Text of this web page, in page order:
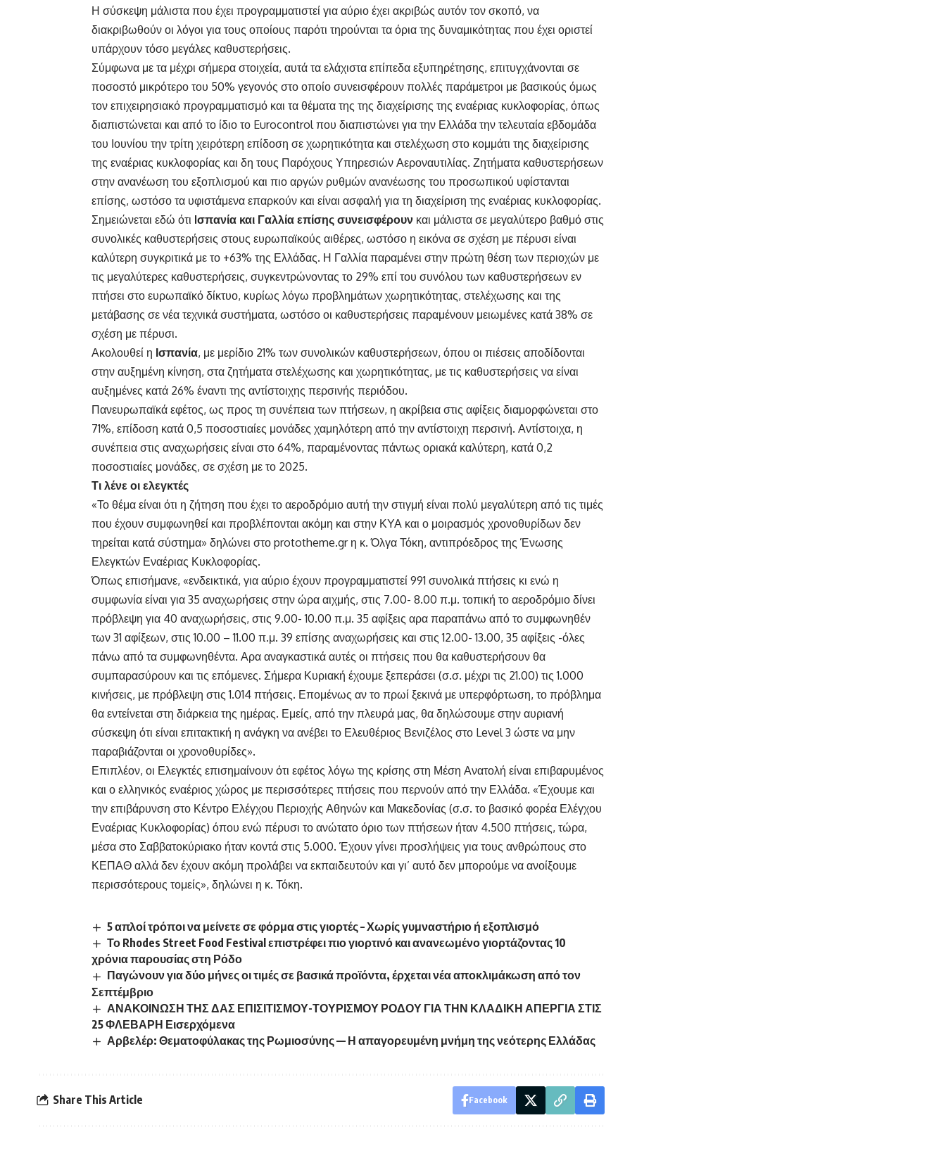
Η σύσκεψη μάλιστα που έχει προγραμματιστεί για αύριο έχει ακριβώς αυτόν τον σκοπό, να
διακριβωθούν οι λόγοι για τους οποίους παρότι τηρούνται τα όρια της δυναμικότητας που έχει οριστεί
υπάρχουν τόσο μεγάλες καθυστερήσεις.
Σύμφωνα με τα μέχρι σήμερα στοιχεία, αυτά τα ελάχιστα επίπεδα εξυπηρέτησης, επιτυγχάνονται σε
ποσοστό μικρότερο του 50% γεγονός στο οποίο συνεισφέρουν πολλές παράμετροι με βασικούς όμως
τον επιχειρησιακό προγραμματισμό και τα θέματα της της διαχείρισης της εναέριας κυκλοφορίας, όπως
διαπιστώνεται και από το ίδιο το Eurocontrol που διαπιστώνει για την Ελλάδα την τελευταία εβδομάδα
του Ιουνίου την τρίτη χειρότερη επίδοση σε χωρητικότητα και στελέχωση στο κομμάτι της διαχείρισης
της εναέριας κυκλοφορίας και δη τους Παρόχους Υπηρεσιών Αεροναυτιλίας. Ζητήματα καθυστερήσεων
στην ανανέωση του εξοπλισμού και πιο αργών ρυθμών ανανέωσης του προσωπικού υφίστανται
επίσης, ωστόσο τα υφιστάμενα επαρκούν και είναι ασφαλή για τη διαχείριση της εναέριας κυκλοφορίας.
Σημειώνεται εδώ ότι Iσπανία και Γαλλία επίσης συνεισφέρουν και μάλιστα σε μεγαλύτερο βαθμό στις
συνολικές καθυστερήσεις στους ευρωπαϊκούς αιθέρες, ωστόσο η εικόνα σε σχέση με πέρυσι είναι
καλύτερη συγκριτικά με το +63% της Ελλάδας. Η Γαλλία παραμένει στην πρώτη θέση των περιοχών με
τις μεγαλύτερες καθυστερήσεις, συγκεντρώνοντας το 29% επί του συνόλου των καθυστερήσεων εν
πτήσει στο ευρωπαϊκό δίκτυο, κυρίως λόγω προβλημάτων χωρητικότητας, στελέχωσης και της
μετάβασης σε νέα τεχνικά συστήματα, ωστόσο οι καθυστερήσεις παραμένουν μειωμένες κατά 38% σε
σχέση με πέρυσι.
Ακολουθεί η Ισπανία, με μερίδιο 21% των συνολικών καθυστερήσεων, όπου οι πιέσεις αποδίδονται
στην αυξημένη κίνηση, στα ζητήματα στελέχωσης και χωρητικότητας, με τις καθυστερήσεις να είναι
αυξημένες κατά 26% έναντι της αντίστοιχης περσινής περιόδου.
Πανευρωπαϊκά εφέτος, ως προς τη συνέπεια των πτήσεων, η ακρίβεια στις αφίξεις διαμορφώνεται στο
71%, επίδοση κατά 0,5 ποσοστιαίες μονάδες χαμηλότερη από την αντίστοιχη περσινή. Αντίστοιχα, η
συνέπεια στις αναχωρήσεις είναι στο 64%, παραμένοντας πάντως οριακά καλύτερη, κατά 0,2
ποσοστιαίες μονάδες, σε σχέση με το 2025.
Τι λένε οι ελεγκτές
«Το θέμα είναι ότι η ζήτηση που έχει το αεροδρόμιο αυτή την στιγμή είναι πολύ μεγαλύτερη από τις τιμές
που έχουν συμφωνηθεί και προβλέπονται ακόμη και στην ΚΥΑ και ο μοιρασμός χρονοθυρίδων δεν
τηρείται κατά σύστημα» δηλώνει στο prototheme.gr η κ. Όλγα Τόκη, αντιπρόεδρος της Ένωσης
Ελεγκτών Εναέριας Κυκλοφορίας.
Όπως επισήμανε, «ενδεικτικά, για αύριο έχουν προγραμματιστεί 991 συνολικά πτήσεις κι ενώ η
συμφωνία είναι για 35 αναχωρήσεις στην ώρα αιχμής, στις 7.00- 8.00 π.μ. τοπική το αεροδρόμιο δίνει
πρόβλεψη για 40 αναχωρήσεις, στις 9.00- 10.00 π.μ. 35 αφίξεις αρα παραπάνω από το συμφωνηθέν
των 31 αφίξεων, στις 10.00 – 11.00 π.μ. 39 επίσης αναχωρήσεις και στις 12.00- 13.00, 35 αφίξεις -όλες
πάνω από τα συμφωνηθέντα. Αρα αναγκαστικά αυτές οι πτήσεις που θα καθυστερήσουν θα
συμπαρασύρουν και τις επόμενες. Σήμερα Κυριακή έχουμε ξεπεράσει (σ.σ. μέχρι τις 21.00) τις 1.000
κινήσεις, με πρόβλεψη στις 1.014 πτήσεις. Επομένως αν το πρωί ξεκινά με υπερφόρτωση, το πρόβλημα
θα εντείνεται στη διάρκεια της ημέρας. Εμείς, από την πλευρά μας, θα δηλώσουμε στην αυριανή
σύσκεψη ότι είναι επιτακτική η ανάγκη να ανέβει το Ελευθέριος Βενιζέλος στο Level 3 ώστε να μην
παραβιάζονται οι χρονοθυρίδες».
Επιπλέον, οι Ελεγκτές επισημαίνουν ότι εφέτος λόγω της κρίσης στη Μέση Ανατολή είναι επιβαρυμένος
και ο ελληνικός εναέριος χώρος με περισσότερες πτήσεις που περνούν από την Ελλάδα. «Έχουμε και
την επιβάρυνση στο Κέντρο Ελέγχου Περιοχής Αθηνών και Μακεδονίας (σ.σ. το βασικό φορέα Ελέγχου
Εναέριας Κυκλοφορίας) όπου ενώ πέρυσι το ανώτατο όριο των πτήσεων ήταν 4.500 πτήσεις, τώρα,
μέσα στο Σαββατοκύριακο ήταν κοντά στις 5.000. Έχουν γίνει προσλήψεις για τους ανθρώπους στο
ΚΕΠΑΘ αλλά δεν έχουν ακόμη προλάβει να εκπαιδευτούν και γι’ αυτό δεν μπορούμε να ανοίξουμε
περισσότερους τομείς», δηλώνει η κ. Τόκη.
5 απλοί τρόποι να μείνετε σε φόρμα στις γιορτές – Χωρίς γυμναστήριο ή εξοπλισμό
Το Rhodes Street Food Festival επιστρέφει πιο γιορτινό και ανανεωμένο γιορτάζοντας 10
χρόνια παρουσίας στη Ρόδο
Παγώνουν για δύο μήνες οι τιμές σε βασικά προϊόντα, έρχεται νέα αποκλιμάκωση από τον
Σεπτέμβριο
ΑΝΑΚΟΙΝΩΣΗ ΤΗΣ ΔΑΣ ΕΠΙΣΙΤΙΣΜΟΥ-ΤΟΥΡΙΣΜΟΥ ΡΟΔΟΥ ΓΙΑ ΤΗΝ ΚΛΑΔΙΚΗ ΑΠΕΡΓΙΑ ΣΤΙΣ
25 ΦΛΕΒΑΡΗ Εισερχόμενα
Αρβελέρ: Θεματοφύλακας της Ρωμιοσύνης — Η απαγορευμένη μνήμη της νεότερης Ελλάδας
Share This Article Facebook